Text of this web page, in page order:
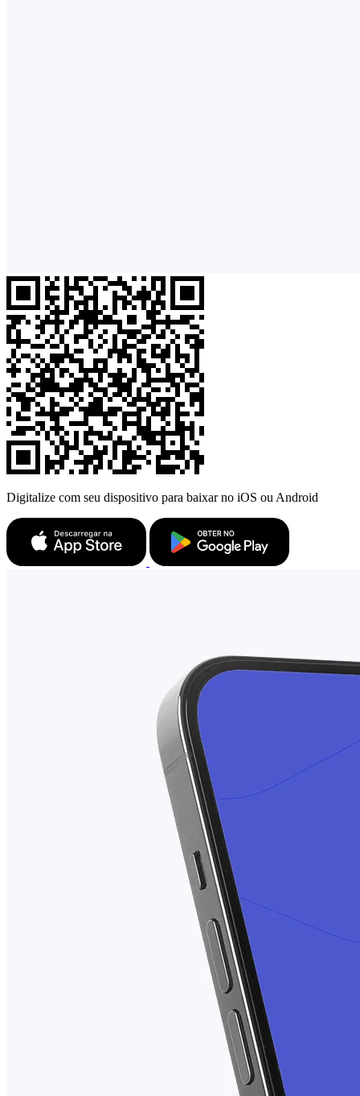
Digitalize com seu dispositivo para baixar no iOS ou Android